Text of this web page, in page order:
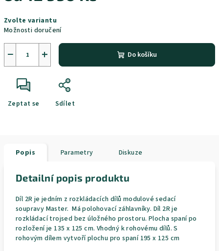
cena:
Zvolte variantu
Možnosti doručení
+
− Do košíku
Zeptat se Sdílet
Popis Parametry Diskuze
Detailní popis produktu
Díl 2R je jedním z rozkládacích dílů modulové sedací
soupravy Master. Má polohovací záhlavníky. Díl 2R je
rozkládací trojsed bez úložného prostoru. Plocha spaní po
rozložení je 135 x 125 cm. Vhodný k rohovému dílů. S
rohovým dílem vytvoří plochu pro spaní 195 x 125 cm